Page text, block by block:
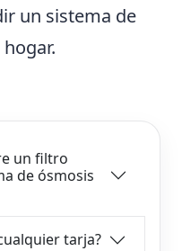
un sistema de
un filtro
de ósmosis
tarja?